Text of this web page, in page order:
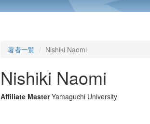
著者一覧 Nishiki Naomi
Nishiki Naomi
Affiliate Master Yamaguchi University